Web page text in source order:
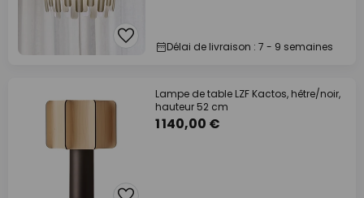
Délai de livraison : 7 - 9 semaines
Lampe de table LZF Kactos, hêtre/noir,
hauteur 52 cm
1 140,00 €